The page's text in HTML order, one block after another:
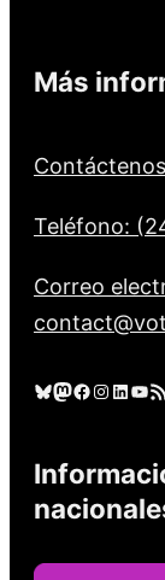
Más
Teléfono:
Correo
Cielo azul Mastodonte Facebook Instagram LinkedIn YouTube Feed RSS